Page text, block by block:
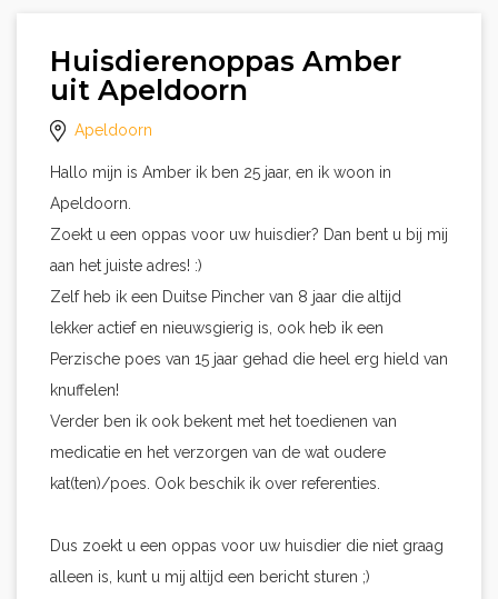
Huisdierenoppas Amber
uit Apeldoorn
Apeldoorn
Hallo mijn is Amber ik ben 25 jaar, en ik woon in
Apeldoorn.
Zoekt u een oppas voor uw huisdier? Dan bent u bij mij
aan het juiste adres! :)
Zelf heb ik een Duitse Pincher van 8 jaar die altijd
lekker actief en nieuwsgierig is, ook heb ik een
Perzische poes van 15 jaar gehad die heel erg hield van
knuffelen!
Verder ben ik ook bekent met het toedienen van
medicatie en het verzorgen van de wat oudere
kat(ten)/poes. Ook beschik ik over referenties.
Dus zoekt u een oppas voor uw huisdier die niet graag
alleen is, kunt u mij altijd een bericht sturen ;)